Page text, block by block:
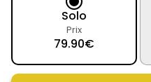
Solo
Prix
79.90€